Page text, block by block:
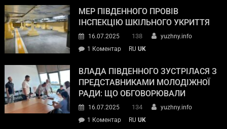
МЕР ПІВДЕННОГО ПРОВІВ
ІНСПЕКЦІЮ ШКІЛЬНОГО УКРИТТЯ
16.07.2025 138
yuzhny.info
1 Коментар
RU UK
ВЛАДА ПІВДЕННОГО ЗУСТРІЛАСЯ З
ПРЕДСТАВНИКАМИ МОЛОДІЖНОЇ
РАДИ: ЩО ОБГОВОРЮВАЛИ
16.07.2025 134
yuzhny.info
1 Коментар
RU UK